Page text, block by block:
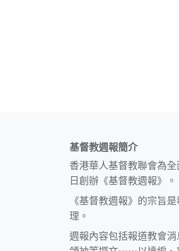
基督教週報簡介
香港華人基督教聯會為
日創辦《基督教週報》。
《基督教週報》的宗旨
理。
週報內容包括報道教會